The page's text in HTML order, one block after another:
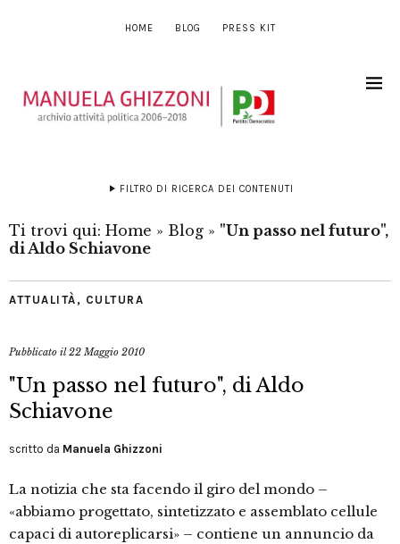
HOME BLOG PRESS KIT
FILTRO DI RICERCA DEI CONTENUTI
Ti trovi qui: Home » Blog » "Un passo nel futuro",
di Aldo Schiavone
ATTUALITÀ , CULTURA
Pubblicato il22 Maggio 2010
"Un passo nel futuro", di Aldo
Schiavone
scritto da Manuela Ghizzoni
La notizia che sta facendo il giro del mondo –
«abbiamo progettato, sintetizzato e assemblato cellule
capaci di autoreplicarsi» – contiene un annuncio da